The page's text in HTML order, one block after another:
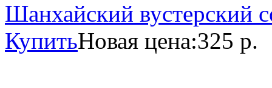
Шанхайский вустерский
КупитьНовая цена:325 р.